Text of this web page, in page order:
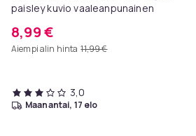
paisley kuvio vaaleanpunainen
8,99 €
Aiempi alin hinta 11,99 €
3,0
maanantai, 17 elo